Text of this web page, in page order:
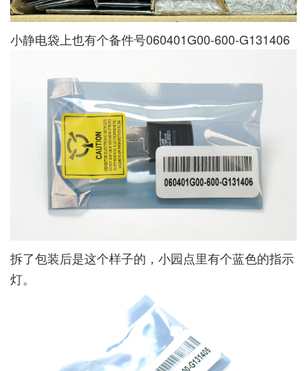
小静电袋上也有个备件号060401G00-600-G131406
拆了包装后是这个样子的，小园点里有个蓝色的指示
灯。